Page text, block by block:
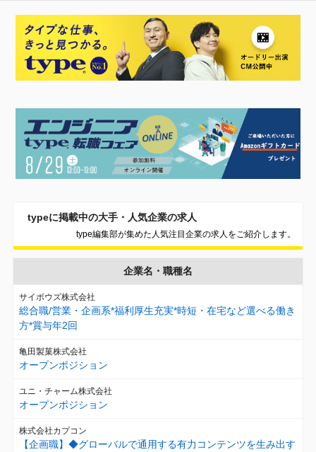
typeに掲載中の大手・人気企業の求人
type編集部が集めた人気注目企業の求人をご紹介します。
企業名・職種名
サイボウズ株式会社
総合職/営業・企画系*福利厚生充実*時短・在宅など選べる働き
方*賞与年2回
亀田製菓株式会社
オープンポジション
ユニ・チャーム株式会社
オープンポジション
株式会社カプコン
【企画職】◆グローバルで通用する有力コンテンツを生み出す